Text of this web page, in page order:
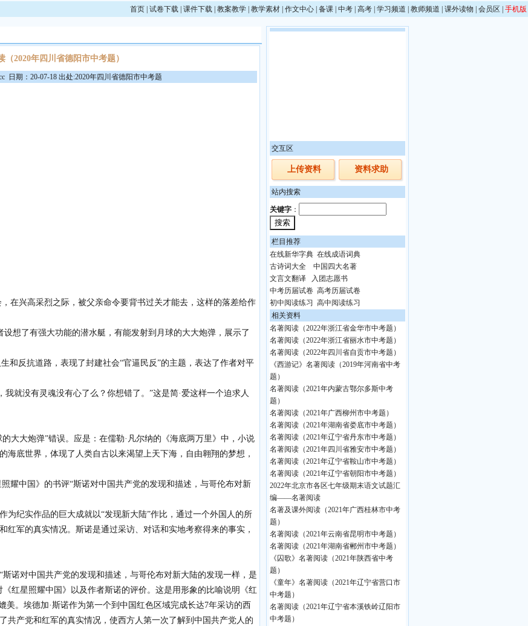
首页 试卷下载 课件下载 教案教学 教学素材 作文中心 备课 中考 高考 学习频道 教师频道 课外读物 会员区 手机版
（2020年四川省德阳市中考题）
日期：20-07-18 出处:2020年四川省德阳市中考题
在兴高采烈之际，被父亲命令要背书过关才能去，这样的落差给作
想了有强大功能的潜水艇，有能发射到月球的大大炮弹，展示了
和反抗道路，表现了封建社会“官逼民反”的主题，表达了作者对平
就没有灵魂没有心了么？你想错了。”这是简·爱这样一个迫求人
大大炮弹”错误。应是：在儒勒·凡尔纳的《海底两万里》中，小说
海底世界，体现了人类自古以来渴望上天下海，自由翱翔的梦想，
耀中国》的书评“斯诺对中国共产党的发现和描述，与哥伦布对新
为纪实作品的巨大成就以“发现新大陆”作比，通过一个外国人的所
红军的真实情况。斯诺是通过采访、对话和实地考察得来的事实，
斯诺对中国共产党的发现和描述，与哥伦布对新大陆的发现一样，是
红星照耀中国》以及作者斯诺的评价。这是用形象的比喻说明《红
美。埃德加·斯诺作为第一个到中国红色区域完成长达7年采访的西
共产党和红军的真实情况，使西方人第一次了解到中国共产党人的
交互区
上传资料 资料求助
站内搜索
关键字 ：
栏目推荐
在线新华字典 在线成语词典
古诗词大全
中国四大名著
文言文翻译
入团志愿书
中考历届试卷 高考历届试卷
初中阅读练习
高中阅读练习
相关资料
名著阅读（2022年浙江省金华市中考题）
名著阅读（2022年浙江省丽水市中考题）
名著阅读（2022年四川省自贡市中考题）
《西游记》名著阅读（2019年河南省中考
题）
名著阅读（2021年内蒙古鄂尔多斯中考
题）
名著阅读（2021年广西柳州市中考题）
名著阅读（2021年湖南省娄底市中考题）
名著阅读（2021年辽宁省丹东市中考题）
名著阅读（2021年四川省雅安市中考题）
名著阅读（2021年辽宁省鞍山市中考题）
名著阅读（2021年辽宁省朝阳市中考题）
2022年北京市各区七年级期末语文试题汇
编——名著阅读
名著及课外阅读（2021年广西桂林市中考
题）
名著阅读（2021年云南省昆明市中考题）
名著阅读（2021年湖南省郴州市中考题）
《囚歌》名著阅读（2021年陕西省中考
题）
《童年》名著阅读（2021年辽宁省营口市
中考题）
名著阅读（2021年辽宁省本溪铁岭辽阳市
中考题）